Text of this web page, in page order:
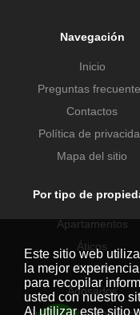
Navegación
Inicio
Preguntas
Contactos
Política de
Mapa del sitio
Por tipo de
Apartamentos
Áticos
Chalets
Adosados
Este sitio web
la mejor
para recopilar
usted con nuestro
Al utilizar este sitio